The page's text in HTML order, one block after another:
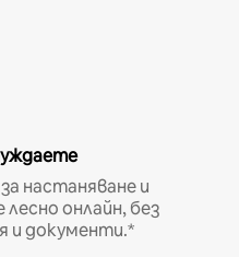
настаняване и
лесно онлайн, без
и документи.*